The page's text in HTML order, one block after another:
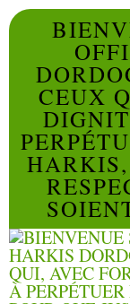
CEUX